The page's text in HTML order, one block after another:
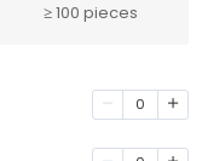
≥ 100 pieces
0